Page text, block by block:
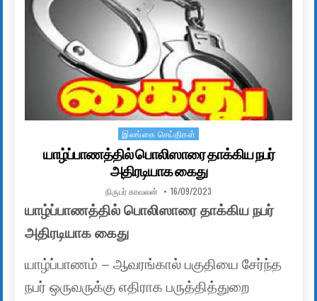
Posted in
இலங்கை செய்திகள்
யாழ்ப்பாணத்தில் பொலிஸாரை தாக்கிய நபர்
அதிரடியாக கைது
AUTHOR:
நிருபர் காவலன் PUBLISHED DATE:
16/09/2023
யாழ்ப்பாணத்தில் பொலிஸாரை தாக்கிய நபர்
அதிரடியாக கைது
யாழ்ப்பாணம் – ஆவரங்கால் பகுதியை சேர்ந்த
நபர் ஒருவருக்கு எதிராக பருத்தித்துறை